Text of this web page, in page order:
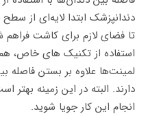
دندانپزشک ابتدا لایه‌ای از
تا فضای لازم برای کاشت
استفاده از تکنیک های خاص،
لمینت‌ها علاوه بر بستن فاصله
دارند. البته در این زمینه بهتر
انجام این کار جویا شوید.